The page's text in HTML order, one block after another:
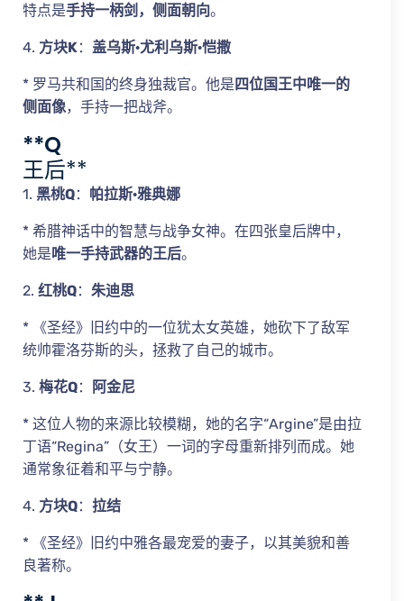
特点是手持一柄剑，侧面朝向。
4. 方块K ： 盖乌斯·尤利乌斯·恺撒
* 罗马共和国的终身独裁官。他是四位国王中唯一的
侧面像，手持一把战斧。
**Q
王后**
1. 黑桃Q： 帕拉斯·雅典娜
* 希腊神话中的智慧与战争女神。在四张皇后牌中，
她是唯一手持武器的王后。
2. 红桃Q： 朱迪思
* 《圣经》旧约中的一位犹太女英雄，她砍下了敌军
统帅霍洛芬斯的头，拯救了自己的城市。
3. 梅花Q： 阿金尼
* 这位人物的来源比较模糊，她的名字“Argine”是由拉
丁语“Regina”（女王）一词的字母重新排列而成。她
通常象征着和平与宁静。
4. 方块Q： 拉结
* 《圣经》旧约中雅各最宠爱的妻子，以其美貌和善
良著称。